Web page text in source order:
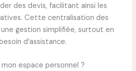
des devis, facilitant ainsi les
Cette centralisation des
gestion simplifiée, surtout en
d’assistance.
espace personnel ?